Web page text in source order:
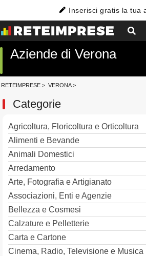
Inserisci gratis la tua
Aziende di Verona
RETEIMPRESE > VERONA>
Categorie
Agricoltura, Floricoltura e Orticoltura
Alimenti e Bevande
Animali Domestici
Arredamento
Arte, Fotografia e Artigianato
Associazioni, Enti e Agenzie
Bellezza e Cosmesi
Calzature e Pelletterie
Carta e Cartone
Cinema, Radio, Televisione e Musica